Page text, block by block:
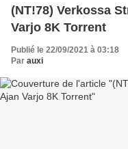
(NT!78) Verkossa
Varjo 8K Torrent
Publié le 22/09/2021 à 03:18
Par auxi